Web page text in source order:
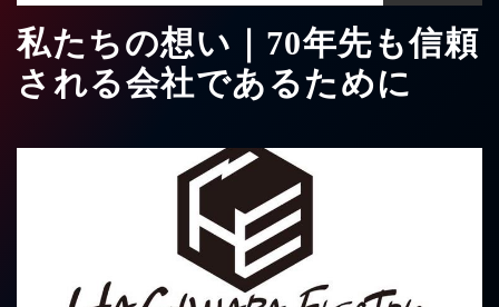
私たちの想い｜70年先も信頼
される会社であるために